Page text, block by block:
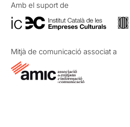
Amb el suport de
Mitjà de comunicació associat a